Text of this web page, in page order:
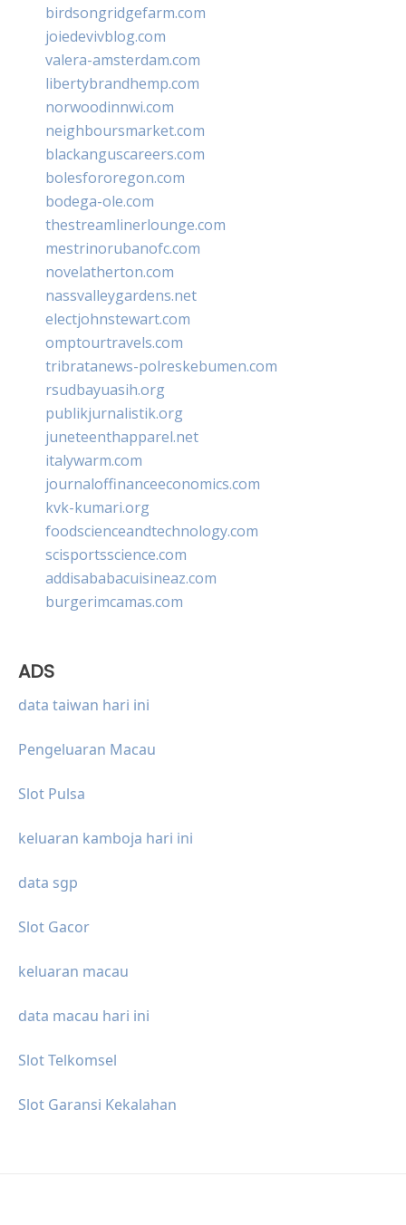
birdsongridgefarm.com
joiedevivblog.com
valera-amsterdam.com
libertybrandhemp.com
norwoodinnwi.com
neighboursmarket.com
blackanguscareers.com
bolesfororegon.com
bodega-ole.com
thestreamlinerlounge.com
mestrinorubanofc.com
novelatherton.com
nassvalleygardens.net
electjohnstewart.com
omptourtravels.com
tribratanews-polreskebumen.com
rsudbayuasih.org
publikjurnalistik.org
juneteenthapparel.net
italywarm.com
journaloffinanceeconomics.com
kvk-kumari.org
foodscienceandtechnology.com
scisportsscience.com
addisababacuisineaz.com
burgerimcamas.com
ADS
data taiwan hari ini
Pengeluaran Macau
Slot Pulsa
keluaran kamboja hari ini
data sgp
Slot Gacor
keluaran macau
data macau hari ini
Slot Telkomsel
Slot Garansi Kekalahan